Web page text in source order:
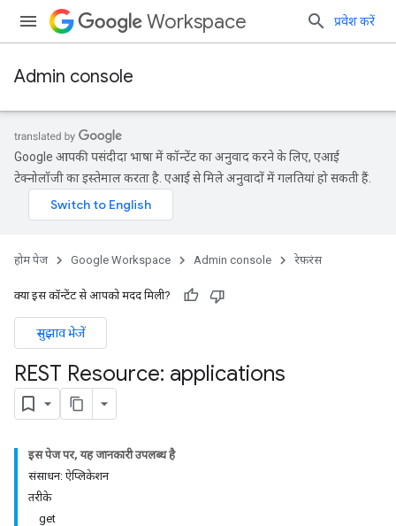
Workspace प्रवेश करें
Admin console
Google आपकी पसंदीदा भाषा में कॉन्टेंट का अनुवाद करने के लिए, एआई
टेक्नोलॉजी का इस्तेमाल करता है. एआई से मिले अनुवादों में गलतियां हो सकती हैं.
होम पेज Google Workspace Admin console रेफ़रंस
क्या इस कॉन्टेंट से आपको मदद मिली?
सुझाव भेजें
REST Resource: applications
इस पेज पर, यह जानकारी उपलब्ध है
संसाधन: ऐप्लिकेशन
तरीके
get